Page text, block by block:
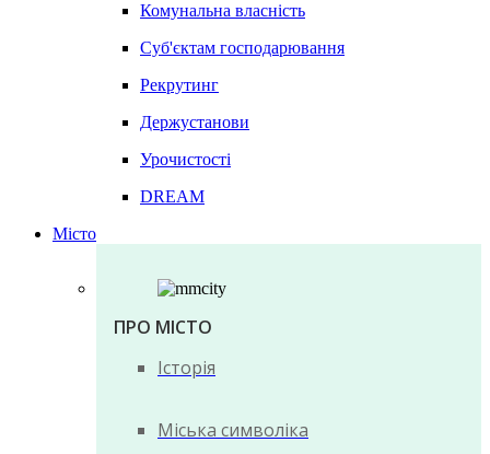
Комунальна власність
Суб'єктам господарювання
Рекрутинг
Держустанови
Урочистості
DREAM
Місто
ПРО МІСТО
Історія
Міська символіка